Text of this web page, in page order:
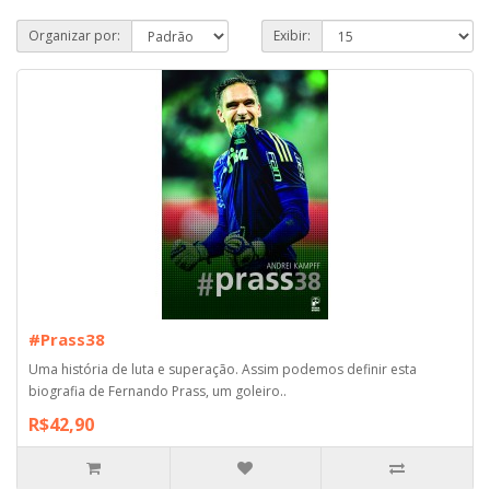
Organizar por: Exibir:
#Prass38
Uma história de luta e superação. Assim podemos definir esta
biografia de Fernando Prass, um goleiro..
R$42,90